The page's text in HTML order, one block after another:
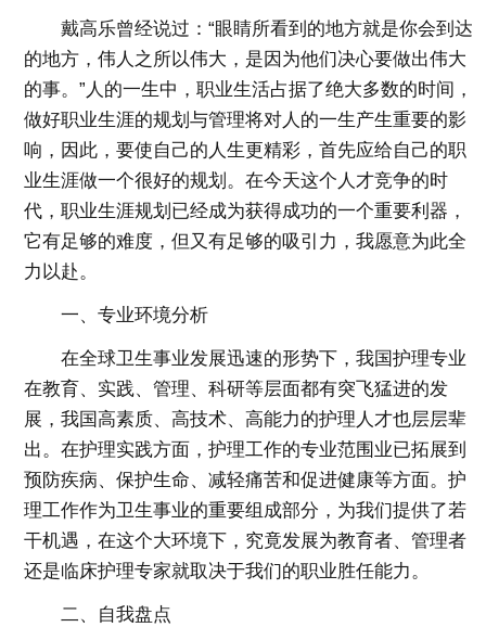
戴高乐曾经说过：“眼睛所看到的地方就是你会到达
的地方，伟人之所以伟大，是因为他们决心要做出伟大
的事。”人的一生中，职业生活占据了绝大多数的时间，
做好职业生涯的规划与管理将对人的一生产生重要的影
响，因此，要使自己的人生更精彩，首先应给自己的职
业生涯做一个很好的规划。在今天这个人才竞争的时
代，职业生涯规划已经成为获得成功的一个重要利器，
它有足够的难度，但又有足够的吸引力，我愿意为此全
力以赴。
一、专业环境分析
在全球卫生事业发展迅速的形势下，我国护理专业
在教育、实践、管理、科研等层面都有突飞猛进的发
展，我国高素质、高技术、高能力的护理人才也层层辈
出。在护理实践方面，护理工作的专业范围业已拓展到
预防疾病、保护生命、减轻痛苦和促进健康等方面。护
理工作作为卫生事业的重要组成部分，为我们提供了若
干机遇，在这个大环境下，究竟发展为教育者、管理者
还是临床护理专家就取决于我们的职业胜任能力。
二、自我盘点